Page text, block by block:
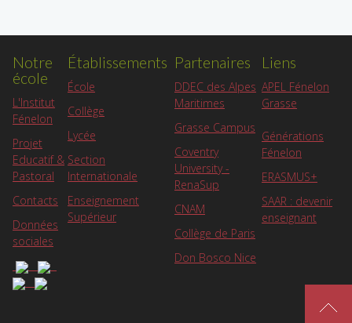
Notre
école
L'Institut
Fénelon
Projet
Educatif &
Pastoral
Contacts
Données
sociales
Établissements
École
Collège
Lycée
Section
Internationale
Enseignement
Supérieur
Partenaires
DDEC des Alpes
Maritimes
Grasse Campus
Coventry
University -
RenaSup
CNAM
Collège de Paris
Don Bosco Nice
Liens
APEL Fénelon
Grasse
Générations
Fénelon
ERASMUS+
SAAR : devenir
enseignant